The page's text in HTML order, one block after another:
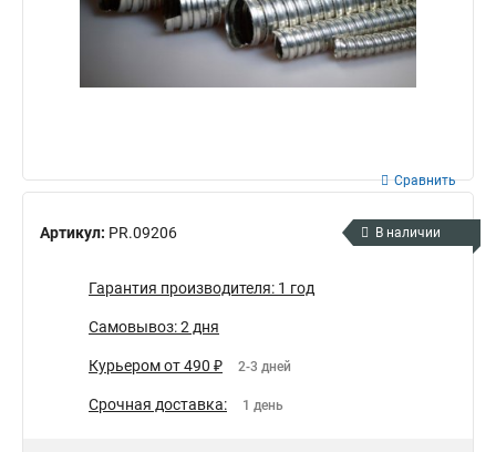
Артикул: PR.09206
Сравнить
В наличии
Гарантия производителя: 1 год
Самовывоз: 2 дня
Курьером от 490 ₽ 2-3 дней
Срочная доставка: 1 день